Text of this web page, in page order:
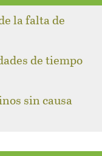
la falta de
de tiempo
sin causa